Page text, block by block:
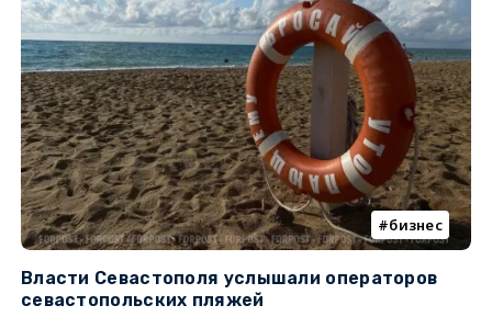
бизнес
Власти Севастополя услышали операторов
севастопольских пляжей